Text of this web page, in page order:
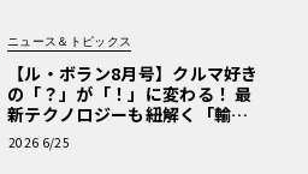
ニュース＆トピックス
【ル・ボラン8月号】クルマ好き
の「？」が「！」に変わる！ 最
新テクノロジーも紐解く「輸入
車Q&A」
2026 6/25